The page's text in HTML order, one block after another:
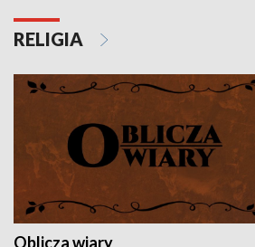
RELIGIA
Oblicza wiary